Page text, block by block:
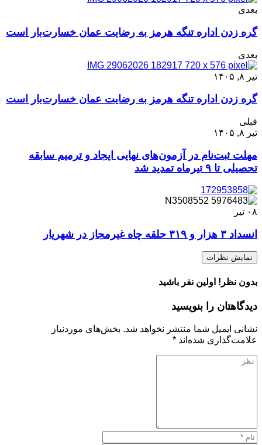
بعدی
گره زدن اداره تنگه هرمز به رضایت عمان خسارت‌بار است
بعدی
تیر ۸, ۱۴۰۵
گره زدن اداره تنگه هرمز به رضایت عمان خسارت‌بار است
قبلی
تیر ۸, ۱۴۰۵
مهلت ثبت‌نام در آزمون‌های نهایی ایجاد و ترمیم سابقه
تحصیلی تا ۹ تیرماه تمدید شد
۰۸ تیر
انسداد ۳ هزار و ۳۱۹ حلقه چاه غیرمجاز در شهریار
نمایش نظرات
بدون نظر! اولین نفر باشید
دیدگاهتان را بنویسید
نشانی ایمیل شما منتشر نخواهد شد. بخش‌های موردنیاز
علامت‌گذاری شده‌اند *